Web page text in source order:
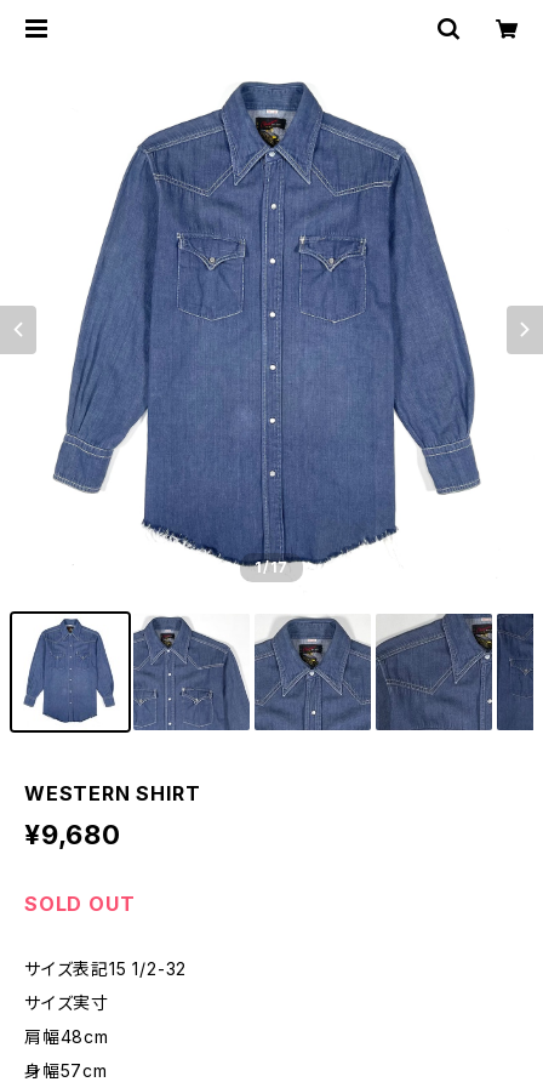
1/17
WESTERN SHIRT
¥9,680
SOLD OUT
サイズ表記15 1/2-32
サイズ実寸
肩幅48cm
身幅57cm